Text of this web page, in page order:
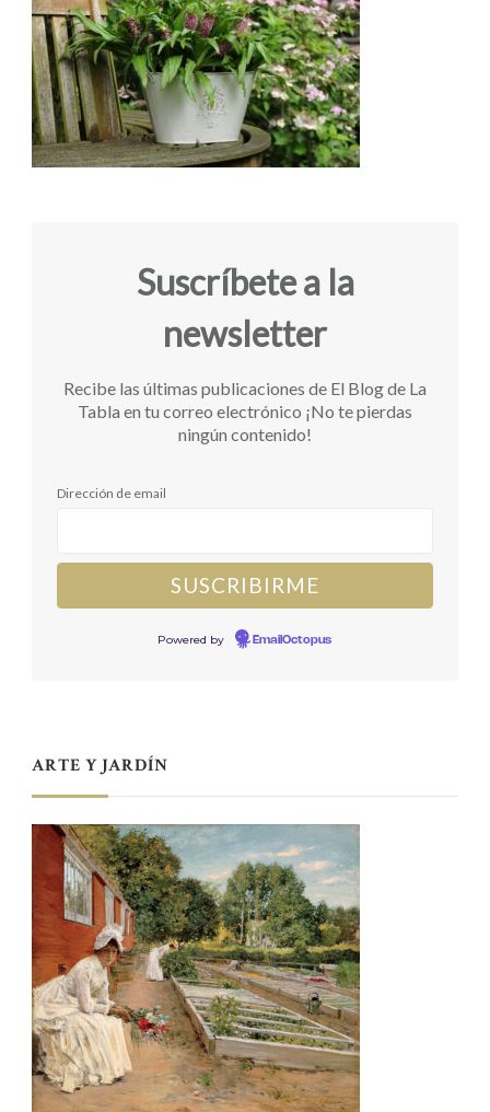
Suscríbete a la
newsletter
Recibe las últimas publicaciones de El Blog de La
Tabla en tu correo electrónico ¡No te pierdas
ningún contenido!
Dirección de email
Powered by EmailOctopus
ARTE Y JARDÍN